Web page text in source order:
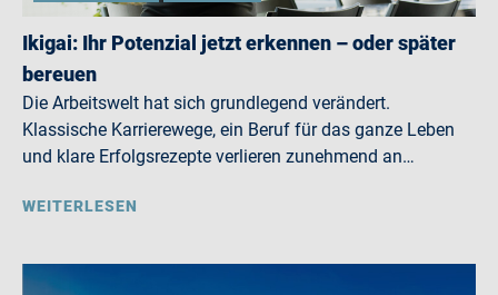
Ikigai: Ihr Potenzial jetzt erkennen – oder später
bereuen
Die Arbeitswelt hat sich grundlegend verändert.
Klassische Karrierewege, ein Beruf für das ganze Leben
und klare Erfolgsrezepte verlieren zunehmend an…
WEITERLESEN